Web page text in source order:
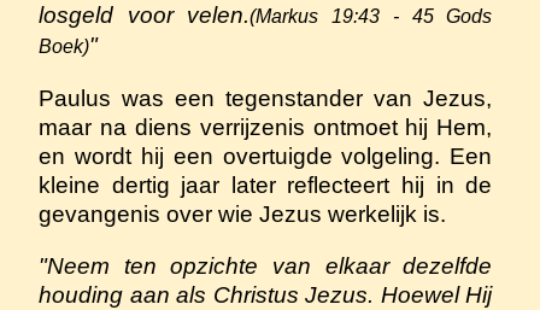
losgeld voor velen.(Markus 19:43 - 45 Gods
Boek)"
Paulus was een tegenstander van Jezus,
maar na diens verrijzenis ontmoet hij Hem,
en wordt hij een overtuigde volgeling. Een
kleine dertig jaar later reflecteert hij in de
gevangenis over wie Jezus werkelijk is.
"Neem ten opzichte van elkaar dezelfde
houding aan als Christus Jezus. Hoewel Hij